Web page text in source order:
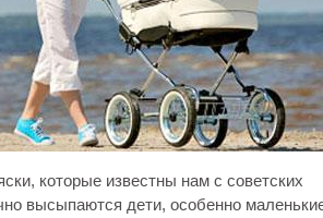
которые известны нам с советских
высыпаются дети, особенно